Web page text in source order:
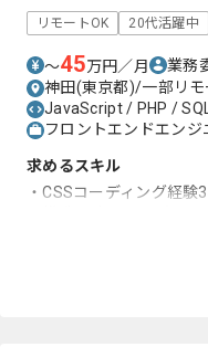
リモートOK 20代活躍中
〜45万円／月 業務
神田(東京都)/一部リモ
JavaScript / PHP /
フロントエンドエン
求めるスキル
・CSSコーディング経験